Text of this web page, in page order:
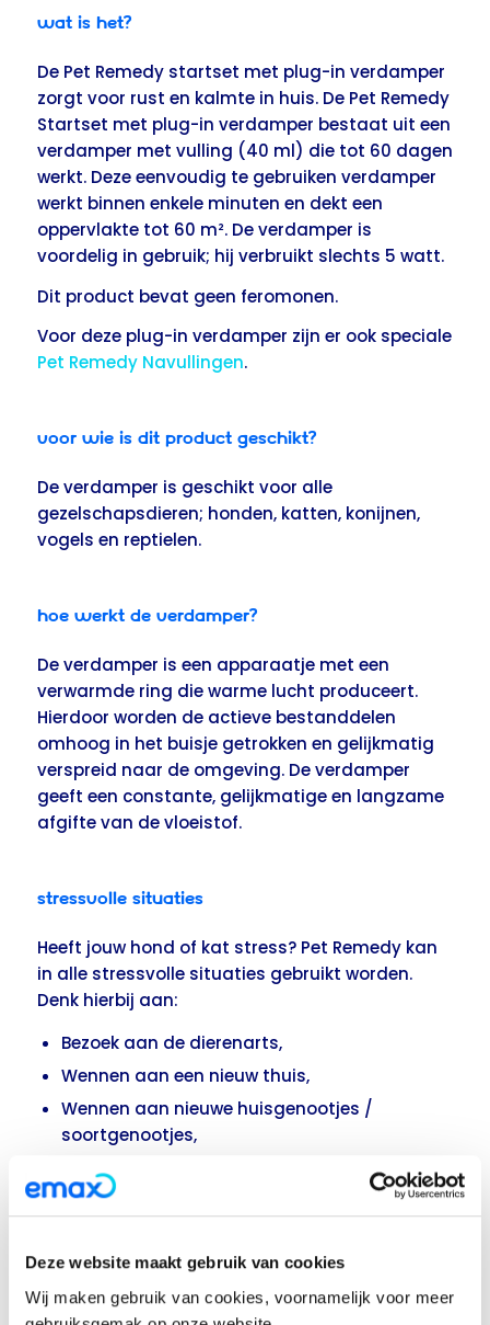
Deze website maakt gebruik van cookies
Wij maken gebruik van cookies, voornamelijk voor meer
Wat is het?
De Pet Remedy startset met plug-in verdamper
zorgt voor rust en kalmte in huis. De Pet Remedy
Startset met plug-in verdamper bestaat uit een
verdamper met vulling (40 ml) die tot 60 dagen
werkt. Deze eenvoudig te gebruiken verdamper
werkt binnen enkele minuten en dekt een
oppervlakte tot 60 m². De verdamper is
voordelig in gebruik; hij verbruikt slechts 5 watt.
Dit product bevat geen feromonen.
Voor deze plug-in verdamper zijn er ook speciale
Pet Remedy Navullingen.
Voor wie is dit product geschikt?
De verdamper is geschikt voor alle
gezelschapsdieren; honden, katten, konijnen,
vogels en reptielen.
Hoe werkt de verdamper?
De verdamper is een apparaatje met een
verwarmde ring die warme lucht produceert.
Hierdoor worden de actieve bestanddelen
omhoog in het buisje getrokken en gelijkmatig
verspreid naar de omgeving. De verdamper
geeft een constante, gelijkmatige en langzame
afgifte van de vloeistof.
Stressvolle situaties
Heeft jouw hond of kat stress? Pet Remedy kan
in alle stressvolle situaties gebruikt worden.
Denk hierbij aan:
Bezoek aan de dierenarts,
Wennen aan een nieuw thuis,
Wennen aan nieuwe huisgenootjes /
soortgenootjes,
Tijdens het trainen (bijvoorbeeld
puppytraining),
Stress veroorzaakt door vuurwerk.